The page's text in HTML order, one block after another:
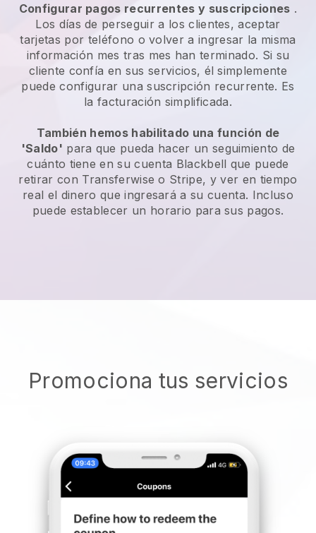
Configurar pagos recurrentes y suscripciones .
Los días de perseguir a los clientes, aceptar
tarjetas por teléfono o volver a ingresar la misma
información mes tras mes han terminado. Si su
cliente confía en sus servicios, él simplemente
puede configurar una suscripción recurrente. Es
la facturación simplificada.
También hemos habilitado una función de
'Saldo' para que pueda hacer un seguimiento de
cuánto tiene en su cuenta Blackbell que puede
retirar con Transferwise o Stripe, y ver en tiempo
real el dinero que ingresará a su cuenta. Incluso
puede establecer un horario para sus pagos.
Promociona tus servicios